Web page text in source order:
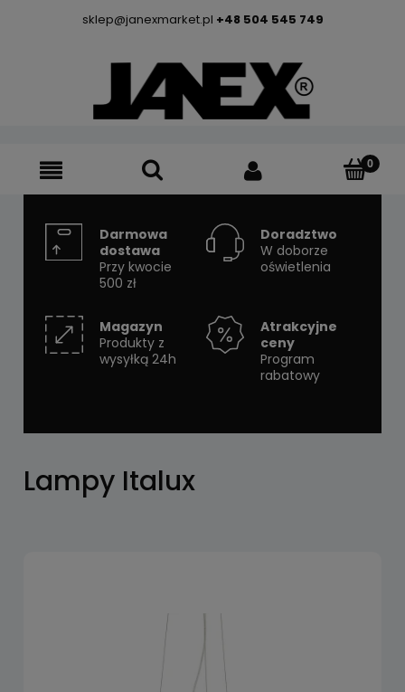
sklep@janexmarket.pl +48 504 545 749
Darmowa
dostawa
Przy kwocie
500 zł
Doradztwo
W doborze
oświetlenia
Magazyn
Produkty z
wysyłką 24h
Atrakcyjne
ceny
Program
rabatowy
Lampy Italux